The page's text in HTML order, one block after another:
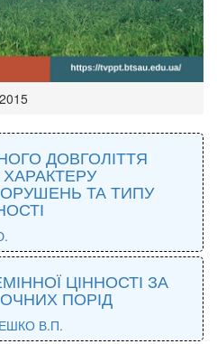
ДОВГОЛІТТЯ
ТА ТИПУ
ЦІННОСТІ ЗА
ПОРІД
В.П.